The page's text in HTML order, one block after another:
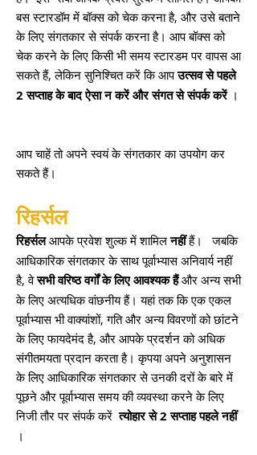
बस स्टारडॉम में बॉक्स को चेक करना है, और उसे बताने
के लिए संगतकार से संपर्क करना है। आप बॉक्स को
चेक करने के लिए किसी भी समय स्टारडम पर वापस आ
सकते हैं, लेकिन सुनिश्चित करें कि आपउत्सव से पहले
2 सप्ताह के बाद ऐसा न करें और संगत से संपर्क करें।
आप चाहें तो अपने स्वयं के संगतकार का उपयोग कर
सकते हैं।
रिहर्सल
रिहर्सलआपके प्रवेश शुल्क में शामिलनहींहैं।
जबकि
आधिकारिक संगतकार के साथ पूर्वाभ्यास अनिवार्य नहीं
है, वेसभी वरिष्ठ वर्गों के लिए आवश्यक हैंऔर अन्य सभी
के लिए अत्यधिक वांछनीय हैं। यहां तक कि एक एकल
पूर्वाभ्यास भी वाक्यांशों, गति और अन्य विवरणों को छांटने
के लिए फायदेमंद है, और आपके प्रदर्शन को अधिक
संगीतमयता प्रदान करता है। कृपया अपने अनुशासन
के लिए आधिकारिक संगतकार से उनकी दरों के बारे में
पूछने और पूर्वाभ्यास समय की व्यवस्था करने के लिए
निजी तौर पर संपर्क करें त्योहार से 2 सप्ताह पहले नहीं
।